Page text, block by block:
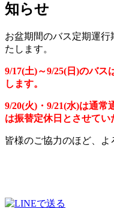
知らせ
お盆期間のバス定期運
たします。
9/17(土)～9/25(日)のバ
します。
9/20(火)・9/21(水)は通常
は振替定休日とさせてい
皆様のご協力のほど、よ